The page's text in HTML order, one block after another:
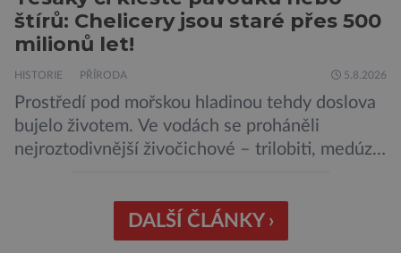
štírů: Chelicery jsou staré přes 500
milionů let!
HISTORIE PŘÍRODA 5.8.2026
Prostředí pod mořskou hladinou tehdy doslova
bujelo životem. Ve vodách se proháněli
nejroztodivnější živočichové – trilobiti, medúzy
zárodky zbraní typických pro dnešní pavouky.
Pavouci, štíři či klíšťata jsou členovci patřící do
DALŠÍ ČLÁNKY ›